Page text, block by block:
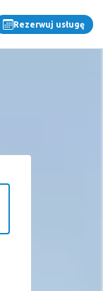
Rezerwuj usługę